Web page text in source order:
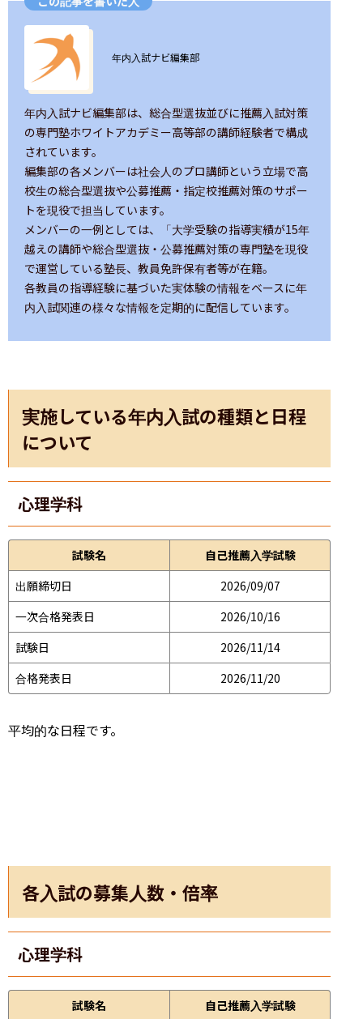
ユーザー画像の背景
年内入試ナビ編集部
年内入試ナビ編集部は、総合型選抜並びに推薦入試対策
の専門塾ホワイトアカデミー高等部の講師経験者で構成
されています。
編集部の各メンバーは社会人のプロ講師という立場で高
校生の総合型選抜や公募推薦・指定校推薦対策のサポー
トを現役で担当しています。
メンバーの一例としては、「大学受験の指導実績が15年
越えの講師や総合型選抜・公募推薦対策の専門塾を現役
で運営している塾長、教員免許保有者等が在籍。
各教員の指導経験に基づいた実体験の情報をベースに年
内入試関連の様々な情報を定期的に配信しています。
実施している年内入試の種類と日程
について
心理学科
試験名
自己推薦入学試験
出願締切日
2026/09/07
一次合格発表日
2026/10/16
試験日
2026/11/14
合格発表日
2026/11/20
平均的な日程です。
各入試の募集人数・倍率
心理学科
試験名
自己推薦入学試験